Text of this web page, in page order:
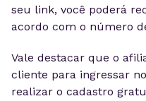
seu link, você poderá
acordo com o número
Vale destacar que o
cliente para ingressar
realizar o cadastro